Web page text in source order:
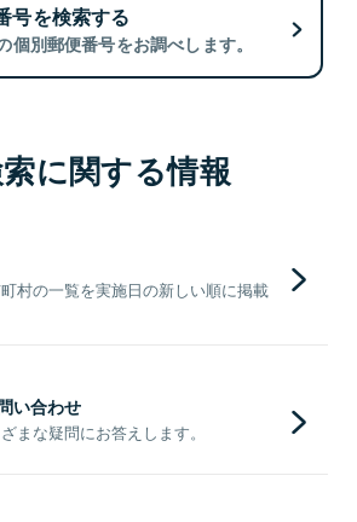
号を検索する
個別郵便番号をお調べします。
に関する情報
村の一覧を実施日の新しい順に掲載
い合わせ
まな疑問にお答えします。